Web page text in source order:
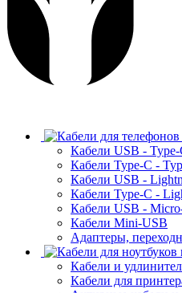
Кабели USB - Type-
Кабели Type-C -
Кабели USB -
Кабели Type-C -
Кабели USB -
Кабели Mini-USB
Адаптеры,
Кабели и
Кабели для